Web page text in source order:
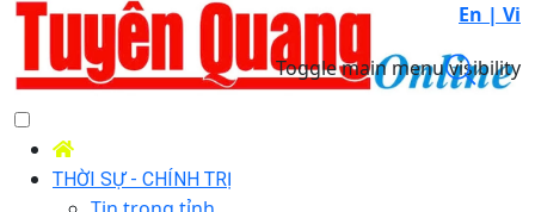
En | Vi
Toggle main menu visibility
THỜI SỰ - CHÍNH TRỊ